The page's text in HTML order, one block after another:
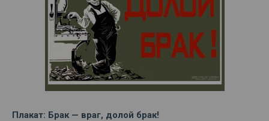
Плакат: Брак — враг, долой брак!